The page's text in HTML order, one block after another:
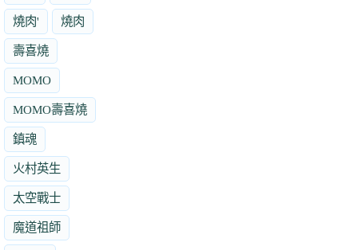
燒肉' 燒肉
壽喜燒
MOMO
MOMO壽喜燒
鎮魂
火村英生
太空戰士
魔道祖師